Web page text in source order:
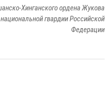
Хинганского ордена Жукова
гвардии Российской
Федерации